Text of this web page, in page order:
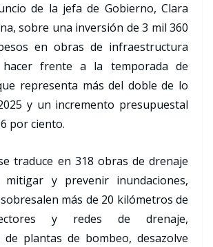
de la jefa de Gobierno, Clara
sobre una inversión de 3 mil 360
en obras de infraestructura
frente a la temporada de
representa más del doble de lo
y un incremento presupuestal
por ciento.
traduce en 318 obras de drenaje
y prevenir inundaciones,
más de 20 kilómetros de
y redes de drenaje,
de plantas de bombeo, desazolve